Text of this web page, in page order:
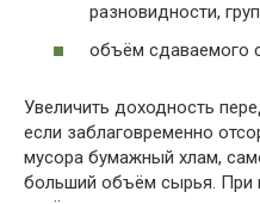
разновидности,
объём сдаваемого
Увеличить доходность
если заблаговременно
мусора бумажный хлам,
больший объём сырья. При